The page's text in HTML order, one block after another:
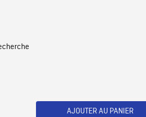
AJOUTER AU PANIER